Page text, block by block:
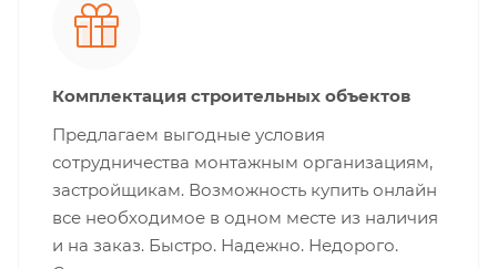
Комплектация строительных объектов
Предлагаем выгодные условия
сотрудничества монтажным организациям,
застройщикам. Возможность купить онлайн
все необходимое в одном месте из наличия
и на заказ. Быстро. Надежно. Недорого.